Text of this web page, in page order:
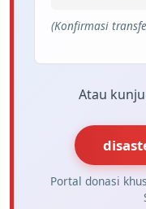
(Konfirmasi
Atau
Portal donasi